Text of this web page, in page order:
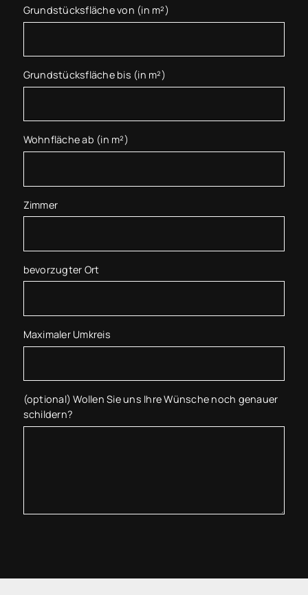
Grundstücksfläche von (in m²)
Grundstücksfläche bis (in m²)
Wohnfläche ab (in m²)
Zimmer
bevorzugter Ort
Maximaler Umkreis
(optional) Wollen Sie uns Ihre Wünsche noch genauer
schildern?